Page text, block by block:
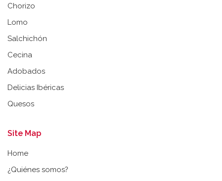
Chorizo
Lomo
Salchichón
Cecina
Adobados
Delicias Ibéricas
Quesos
Site Map
Home
¿Quiénes somos?